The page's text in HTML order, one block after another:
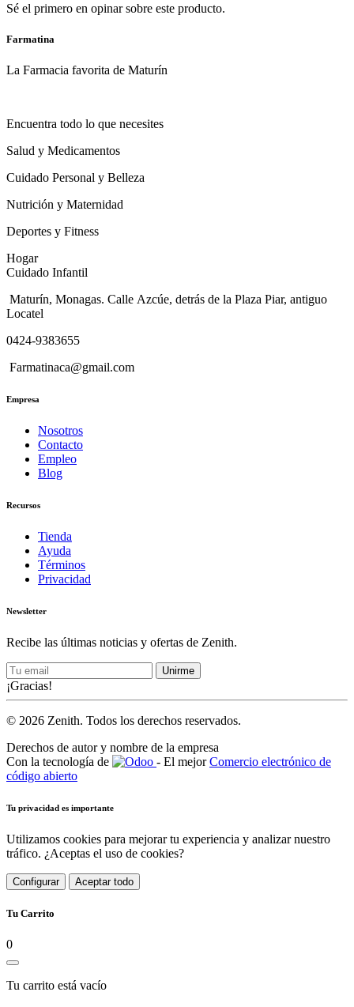
Sé el primero en opinar sobre este producto.
Farmatina
La Farmacia favorita de Maturín
Encuentra todo lo que necesites
Salud y Medicamentos
Cuidado Personal y Belleza
Nutrición y Maternidad
Deportes y Fitness
Hogar
Cuidado Infantil
Maturín, Monagas. Calle Azcúe, detrás de la Plaza Piar, antiguo
Locatel
0424-9383655
Farmatinaca@gmail.com
Empresa
Nosotros
Contacto
Empleo
Blog
Recursos
Tienda
Ayuda
Términos
Privacidad
Newsletter
Recibe las últimas noticias y ofertas de Zenith.
Unirme
¡Gracias!
© 2026 Zenith. Todos los derechos reservados.
Derechos de autor y nombre de la empresa
Con la tecnología de
- El mejorComercio electrónico de
código abierto
Tu privacidad es importante
Utilizamos cookies para mejorar tu experiencia y analizar nuestro
tráfico. ¿Aceptas el uso de cookies?
Configurar Aceptar todo
Tu Carrito
0
Tu carrito está vacío